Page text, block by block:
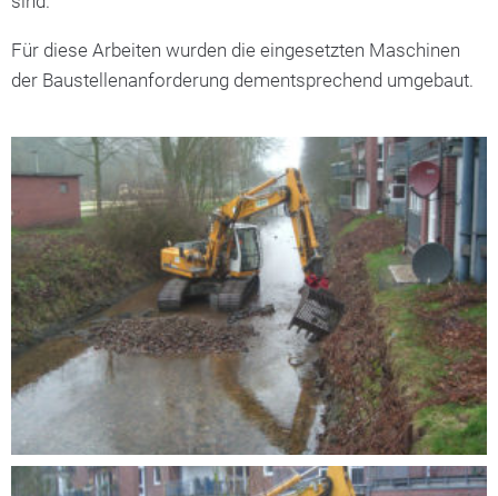
Für diese Arbeiten wurden die eingesetzten Maschinen
der Baustellenanforderung dementsprechend umgebaut.